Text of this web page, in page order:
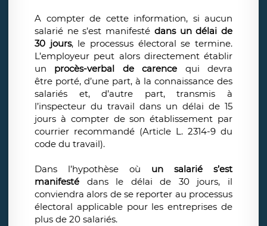
A compter de cette information, si aucun
salarié ne s’est manifesté dans un délai de
30 jours, le processus électoral se termine.
L’employeur peut alors directement établir
un procès-verbal de carence
qui devra
être porté, d’une part, à la connaissance des
salariés et, d’autre part, transmis à
l’inspecteur du travail dans un délai de 15
jours à compter de son établissement par
courrier recommandé (Article L. 2314-9 du
code du travail).
Dans l’hypothèse où un salarié s’est
manifesté dans le délai de 30 jours, il
conviendra alors de se reporter au processus
électoral applicable pour les entreprises de
plus de 20 salariés.